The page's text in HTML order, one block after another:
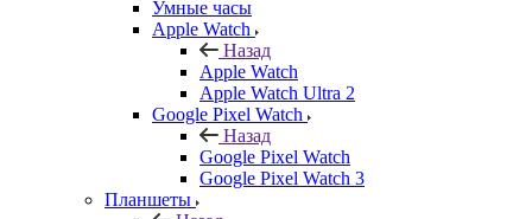
Умные часы
Apple Watch
Назад
Apple Watch
Apple Watch Ultra 2
Google Pixel Watch
Назад
Google Pixel Watch
Google Pixel Watch 3
Планшеты